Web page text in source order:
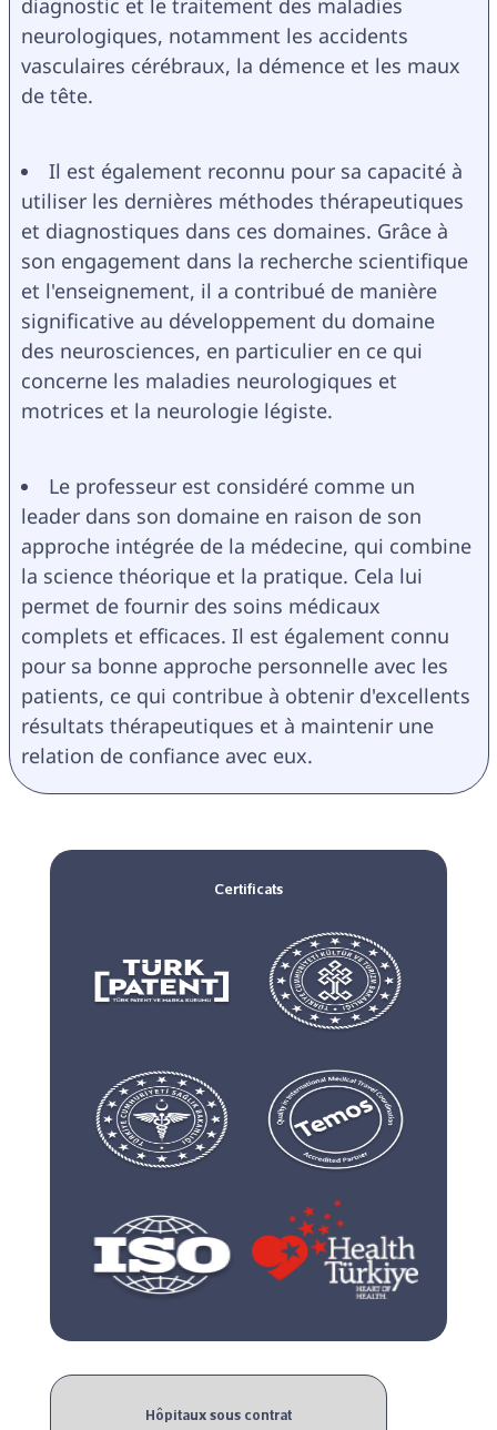
diagnostic et le traitement des maladies
neurologiques, notamment les accidents
vasculaires cérébraux, la démence et les maux
de tête.
Il est également reconnu pour sa capacité à
utiliser les dernières méthodes thérapeutiques
et diagnostiques dans ces domaines. Grâce à
son engagement dans la recherche scientifique
et l'enseignement, il a contribué de manière
significative au développement du domaine
des neurosciences, en particulier en ce qui
concerne les maladies neurologiques et
motrices et la neurologie légiste.
Le professeur est considéré comme un
leader dans son domaine en raison de son
approche intégrée de la médecine, qui combine
la science théorique et la pratique. Cela lui
permet de fournir des soins médicaux
complets et efficaces. Il est également connu
pour sa bonne approche personnelle avec les
patients, ce qui contribue à obtenir d'excellents
résultats thérapeutiques et à maintenir une
relation de confiance avec eux.
Hôpitaux sous contrat
Certificats